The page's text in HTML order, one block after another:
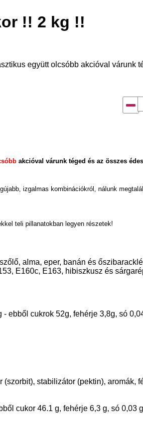
!! 2 kg !!
együtt olcsóbb akcióval várunk
akcióval várunk téged és az összes
izgalmas kombinációkról, nálunk
teli pillanatokban legyen részetek!
alma, eper, banán és
E160c, E163, hibiszkusz és
ebből cukrok 52g, fehérje 3,8g, só
stabilizátor (pektin), aromák,
cukor 46.1 g, fehérje 6,3 g, só 0,03 g